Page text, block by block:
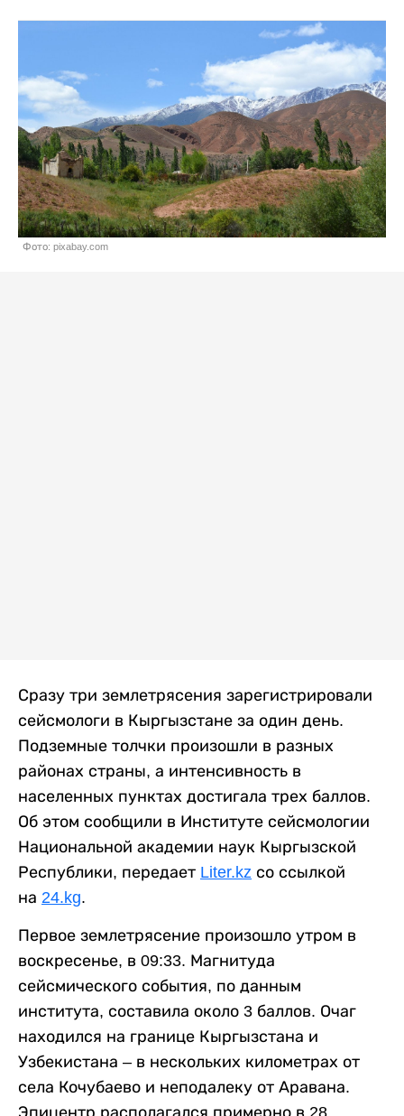
Фото: pixabay.com
Сразу три землетрясения зарегистрировали
сейсмологи в Кыргызстане за один день.
Подземные толчки произошли в разных
районах страны, а интенсивность в
населенных пунктах достигала трех баллов.
Об этом сообщили в Институте сейсмологии
Национальной академии наук Кыргызской
Республики, передает Liter.kz со ссылкой
на 24.kg.
Первое землетрясение произошло утром в
воскресенье, в 09:33. Магнитуда
сейсмического события, по данным
института, составила около 3 баллов. Очаг
находился на границе Кыргызстана и
Узбекистана – в нескольких километрах от
села Кочубаево и неподалеку от Аравана.
Эпицентр располагался примерно в 28